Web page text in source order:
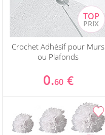
Crochet Adhésif pour Murs
ou Plafonds
0.60 €